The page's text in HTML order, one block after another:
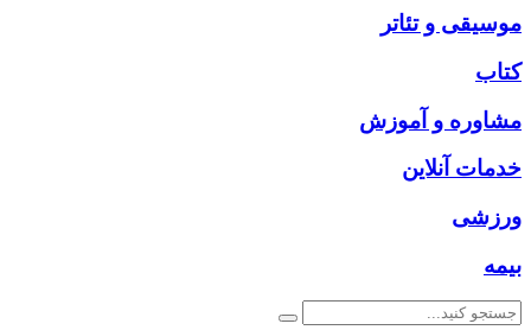
موسیقی و تئاتر
کتاب
مشاوره و آموزش
خدمات آنلاین
ورزشی
بیمه